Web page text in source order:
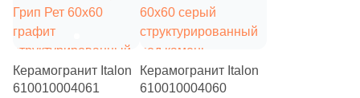
Капучино (53)
Каштановый (53)
Кирпичный (53)
Керамогранит Italon
610010004061
Керамогранит Italon
610010004060